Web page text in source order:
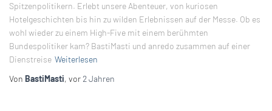
Spitzenpolitikern. Erlebt unsere Abenteuer, von kuriosen
Hotelgeschichten bis hin zu wilden Erlebnissen auf der Messe. Ob es
wohl wieder zu einem High-Five mit einem berühmten
Bundespolitiker kam? BastiMasti und anredo zusammen auf einer
Dienstreise Weiterlesen
Von BastiMasti, vor 2 Jahren